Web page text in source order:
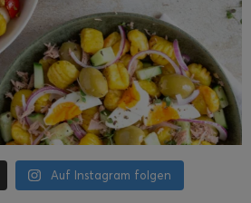
Auf Instagram folgen